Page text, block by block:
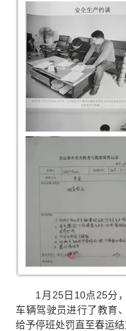
1月25日10点25分
车辆驾驶员进行了教育
给予停班处罚直至春运结